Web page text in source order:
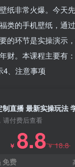
纸非常火爆。今天
类的手机壁纸，通
的环节是实操演示
财。本课程主要有
4、注意事项
请付费后查看
￥ 8.8￥18.8
免费